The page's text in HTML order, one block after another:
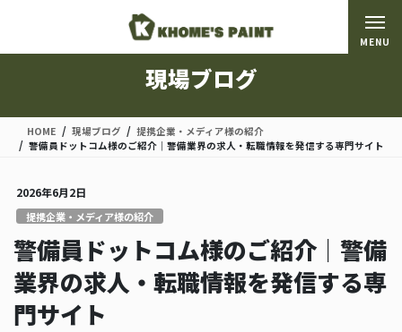
移
ン
現場ブログ
HOME 現場ブログ
提携企業・メディア様の紹介
警備員ドットコム様のご紹介｜警備業界の求人・転職情報を発信する専門サイト
2026年6月2日
提携企業・メディア様の紹介
警備員ドットコム様のご紹介｜警備
業界の求人・転職情報を発信する専
門サイト
MENU